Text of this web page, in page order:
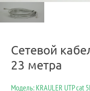
Сетевой
23 метра
Модель: KRAULER UTP cat